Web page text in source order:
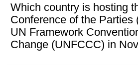
Which country is hosting
Conference of the Parties
UN Framework
Change (UNFCCC) in